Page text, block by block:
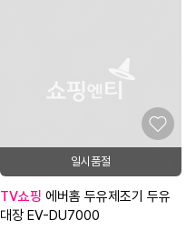
일시품절
TV쇼핑
대장 EV-DU7000